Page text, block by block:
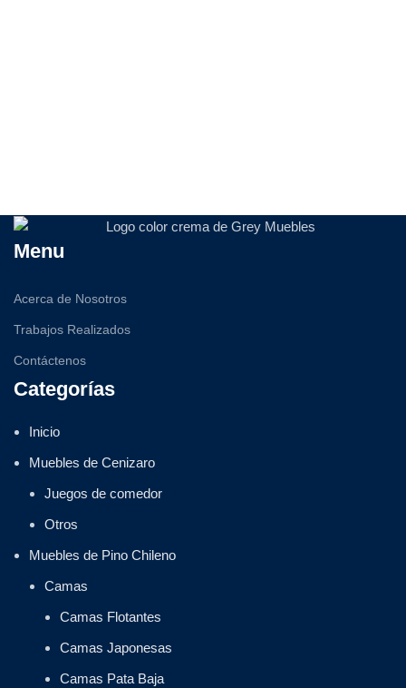
Menu
Acerca de Nosotros
Trabajos Realizados
Contáctenos
Categorías
Inicio
Muebles de Cenizaro
Juegos de comedor
Otros
Muebles de Pino Chileno
Camas
Camas Flotantes
Camas Japonesas
Camas Pata Baja